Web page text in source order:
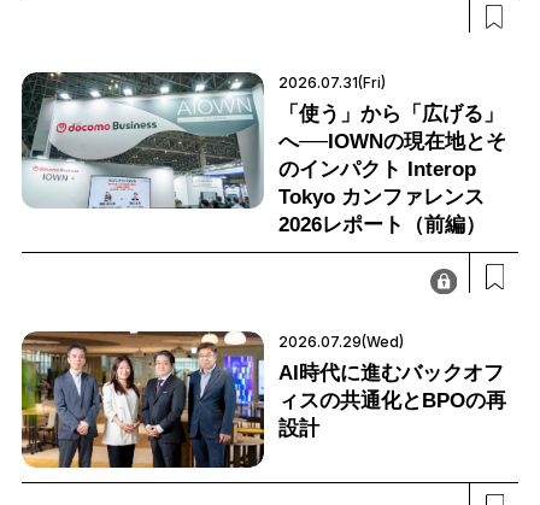
2026.07.31(Fri)
「使う」から「広げる」
へ──IOWNの現在地とそ
のインパクト Interop
Tokyo カンファレンス
2026レポート（前編）
2026.07.29(Wed)
AI時代に進むバックオフ
ィスの共通化とBPOの再
設計